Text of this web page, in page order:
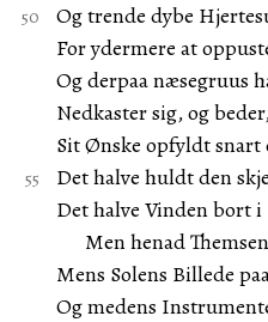
Og trende dybe
For ydermere at
Og derpaa næsegruus
Nedkaster sig, og
Sit Ønske opfyldt snart
Det halve huldt den
Det halve Vinden bort
Men henad
Mens Solens Billede
Og medens